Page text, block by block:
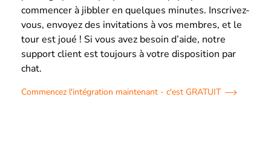
commencer à jibbler en quelques minutes. Inscrivez-
vous, envoyez des invitations à vos membres, et le
tour est joué ! Si vous avez besoin d’aide, notre
support client est toujours à votre disposition par
chat.
Commencez l'intégration maintenant - c'est GRATUIT